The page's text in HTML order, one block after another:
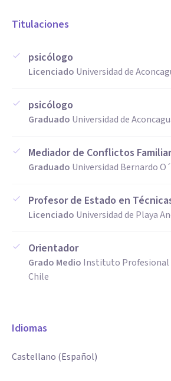
Titulaciones
psicólogo
Licenciado Universidad de
psicólogo
Graduado Universidad de
Mediador de Conflictos
Graduado Universidad Bernardo
Profesor de Estado en
Licenciado Universidad de Playa
Orientador
Grado Medio Instituto Profesional
Chile
Idiomas
Castellano (Español)